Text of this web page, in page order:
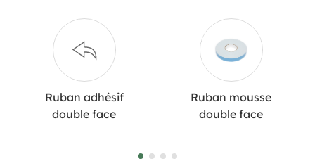
Ruban adhésif
double face
Ruban mousse
double face